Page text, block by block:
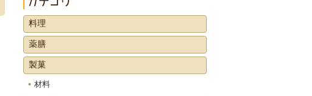
料理
薬膳
製菓
材料